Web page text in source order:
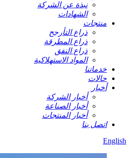
نبذة عن الشركة
الشهادات
منتجات
ذراع التأرجح
ذراع المطرقة
ذراع النفق
المواد الاستهلاكية
خدماتنا
حالات
أخبار
أخبار الشركة
أخبار الصناعة
أخبار المنتجات
اتصل بنا
English